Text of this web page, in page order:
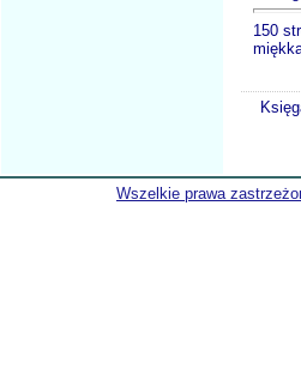
150
Wszelkie prawa